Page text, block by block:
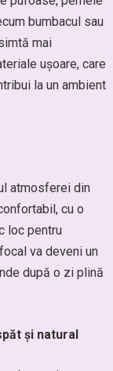
bumbacul sau
mai
ușoare, care
la un ambient
atmosferei din
cu o
loc pentru
va deveni un
după o zi plină
și natural